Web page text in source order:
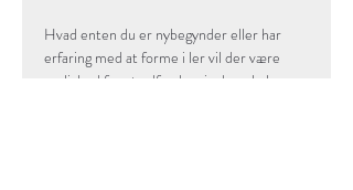
Hvad enten du er nybegynder eller har
erfaring med at forme i ler vil der være
mulighed for at udforske pinch - plade -